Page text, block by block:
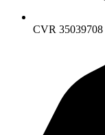
CVR 35039708